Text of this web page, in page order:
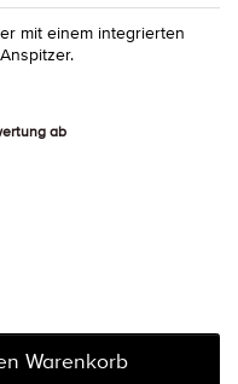
mit einem integrierten
ab
Warenkorb